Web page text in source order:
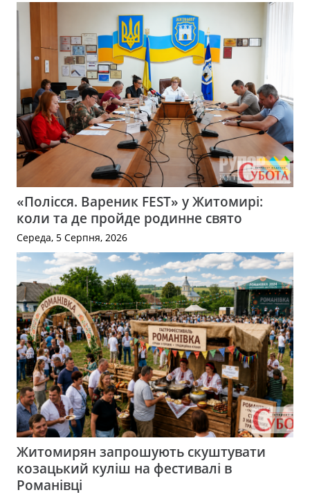
«Полісся. Вареник FEST» у Житомирі:
коли та де пройде родинне свято
Середа, 5 Серпня, 2026
Житомирян запрошують скуштувати
козацький куліш на фестивалі в
Романівці